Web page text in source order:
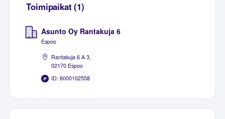
Toimipaikat (1)
Asunto Oy Rantakuja 6
Espoo
Rantakuja 6 A 3,
02170 Espoo
ID: 6000102558